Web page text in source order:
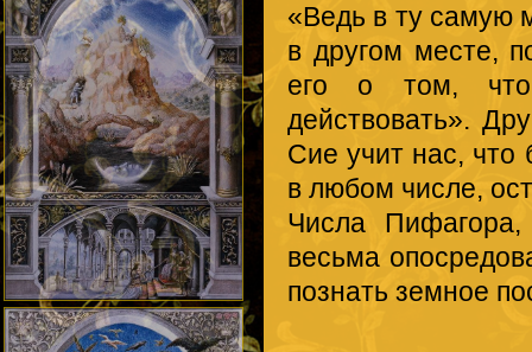
«Ведь в ту самую
в другом месте,
его о том, что
действовать».
Сие учит нас, что
в любом числе,
Числа
весьма
познать земное